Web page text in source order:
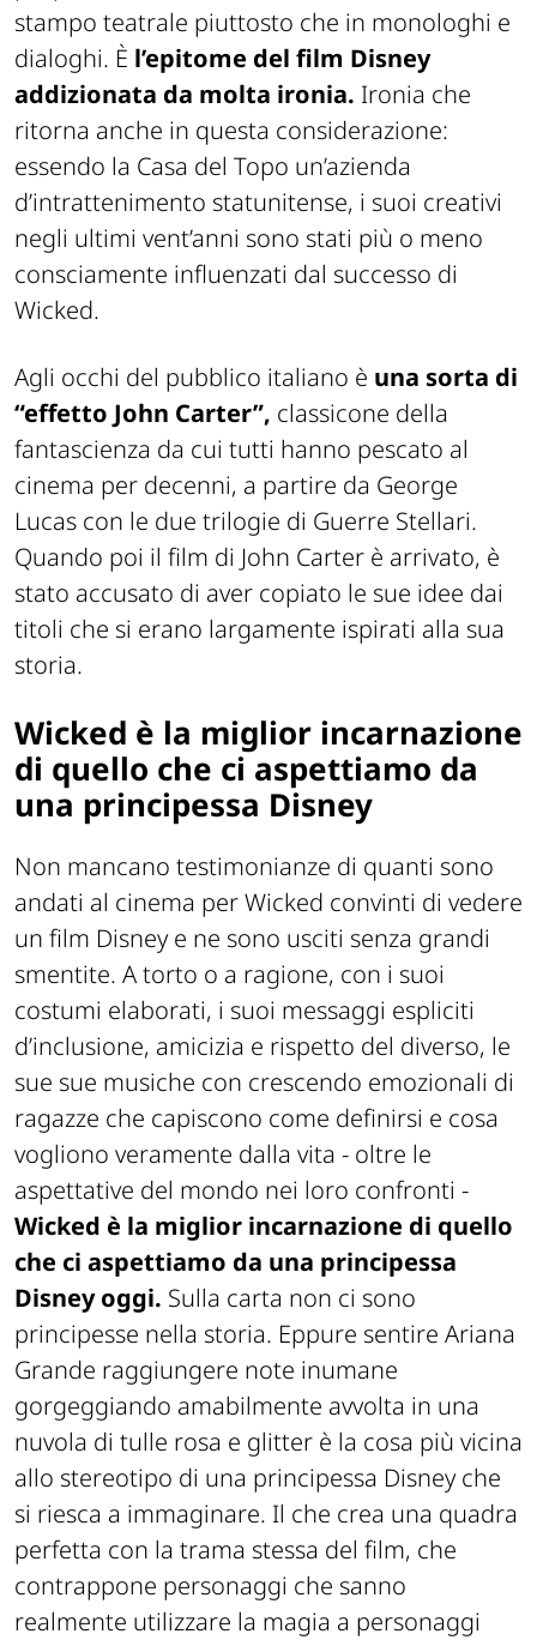
stampo teatrale piuttosto che in monologhi e
dialoghi. È l’epitome del film Disney
addizionata da molta ironia. Ironia che
ritorna anche in questa considerazione:
essendo la Casa del Topo un’azienda
d’intrattenimento statunitense, i suoi creativi
negli ultimi vent’anni sono stati più o meno
consciamente influenzati dal successo di
Wicked.
Agli occhi del pubblico italiano è una sorta di
“effetto John Carter”, classicone della
fantascienza da cui tutti hanno pescato al
cinema per decenni, a partire da George
Lucas con le due trilogie di Guerre Stellari.
Quando poi il film di John Carter è arrivato, è
stato accusato di aver copiato le sue idee dai
titoli che si erano largamente ispirati alla sua
storia.
Wicked è la miglior incarnazione
di quello che ci aspettiamo da
una principessa Disney
Non mancano testimonianze di quanti sono
andati al cinema per Wicked convinti di vedere
un film Disney e ne sono usciti senza grandi
smentite. A torto o a ragione, con i suoi
costumi elaborati, i suoi messaggi espliciti
d’inclusione, amicizia e rispetto del diverso, le
sue sue musiche con crescendo emozionali di
ragazze che capiscono come definirsi e cosa
vogliono veramente dalla vita - oltre le
aspettative del mondo nei loro confronti -
Wicked è la miglior incarnazione di quello
che ci aspettiamo da una principessa
Disney oggi. Sulla carta non ci sono
principesse nella storia. Eppure sentire Ariana
Grande raggiungere note inumane
gorgeggiando amabilmente avvolta in una
nuvola di tulle rosa e glitter è la cosa più vicina
allo stereotipo di una principessa Disney che
si riesca a immaginare. Il che crea una quadra
perfetta con la trama stessa del film, che
contrappone personaggi che sanno
realmente utilizzare la magia a personaggi